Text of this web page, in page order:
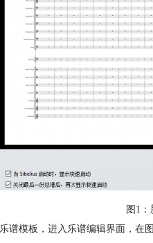
图1
谱模板，进入乐谱编辑界面，